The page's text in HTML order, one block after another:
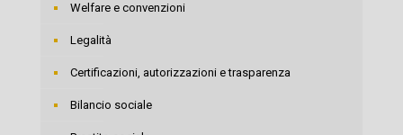
Welfare e convenzioni
Legalità
Certificazioni, autorizzazioni e trasparenza
Bilancio sociale